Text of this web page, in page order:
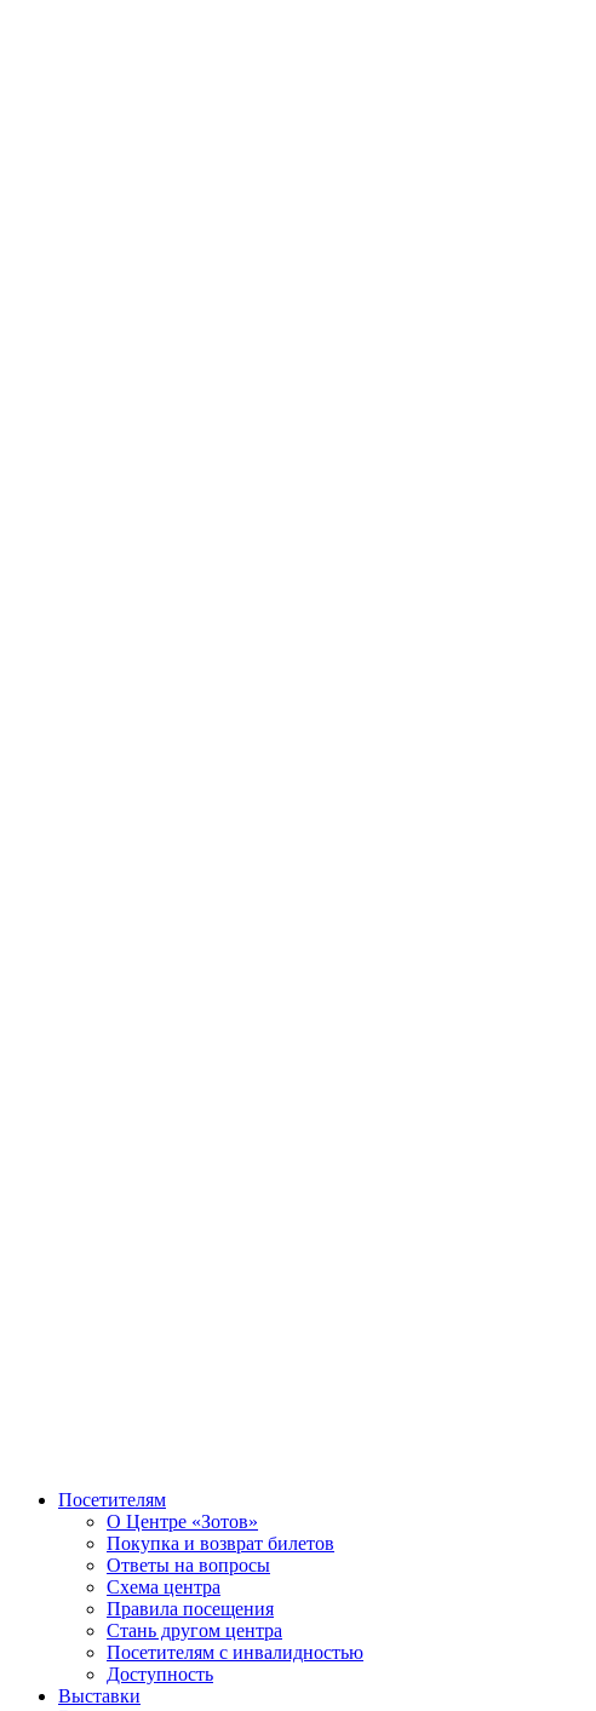
Посетителям
О Центре «Зотов»
Покупка и возврат билетов
Ответы на вопросы
Схема центра
Правила посещения
Стань другом центра
Посетителям с инвалидностью
Доступность
Выставки